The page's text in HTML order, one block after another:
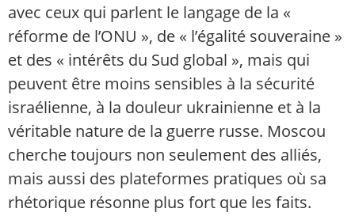
avec ceux qui parlent le langage de la «
réforme de l’ONU », de « l’égalité souveraine »
et des « intérêts du Sud global », mais qui
peuvent être moins sensibles à la sécurité
israélienne, à la douleur ukrainienne et à la
véritable nature de la guerre russe. Moscou
cherche toujours non seulement des alliés,
mais aussi des plateformes pratiques où sa
rhétorique résonne plus fort que les faits.